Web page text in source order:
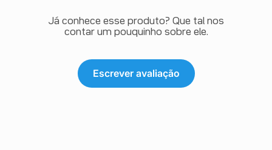
Já conhece esse produto? Que tal nos
contar um pouquinho sobre ele.
Escrever avaliação